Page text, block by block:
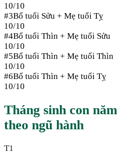
10/10
#3Bố tuổi Sửu + Mẹ tuổi Tỵ
10/10
#4Bố tuổi Thìn + Mẹ tuổi Sửu
10/10
#5Bố tuổi Thìn + Mẹ tuổi Thìn
10/10
#6Bố tuổi Thìn + Mẹ tuổi Tỵ
10/10
Tháng sinh con năm
theo ngũ hành
T1